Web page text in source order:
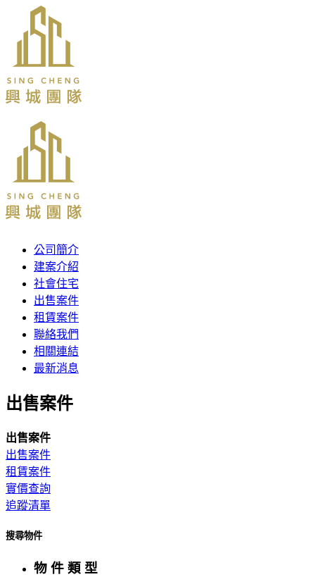
公司簡介
建案介紹
社會住宅
出售案件
租賃案件
聯絡我們
相關連結
最新消息
出售案件
出售案件
出售案件
租賃案件
實價查詢
追蹤清單
搜尋物件
物 件 類 型